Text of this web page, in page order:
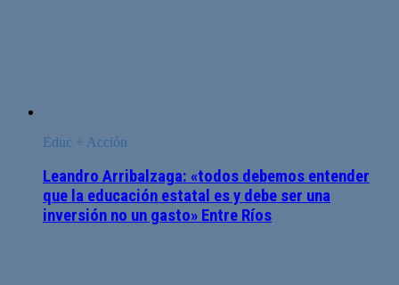
Educ + Acción
Leandro Arribalzaga: «todos debemos entender
que la educación estatal es y debe ser una
inversión no un gasto» Entre Ríos